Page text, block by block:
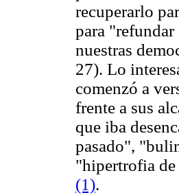
recuperarlo
para
nuestras
27). Lo
comenzó a
frente a sus
que iba
pasado",
"hipertrofia
(1).